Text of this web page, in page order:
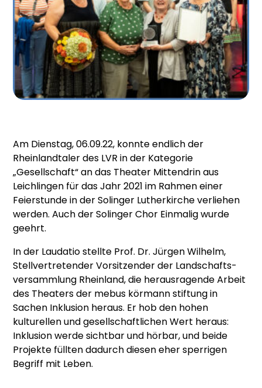
Am Dienstag, 06.09.22, konnte endlich der
Rheinlandtaler des LVR in der Kategorie
„Gesellschaft“ an das Theater Mittendrin aus
Leichlingen für das Jahr 2021 im Rahmen einer
Feierstunde in der Solinger Lutherkirche verliehen
werden. Auch der Solinger Chor Einmalig wurde
geehrt.
In der Laudatio stellte Prof. Dr. Jürgen Wilhelm,
Stellvertretender Vorsitzender der Landschafts-
versammlung Rheinland, die herausragende Arbeit
des Theaters der mebus körmann stiftung in
Sachen Inklusion heraus. Er hob den hohen
kulturellen und gesellschaftlichen Wert heraus:
Inklusion werde sichtbar und hörbar, und beide
Projekte füllten dadurch diesen eher sperrigen
Begriff mit Leben.